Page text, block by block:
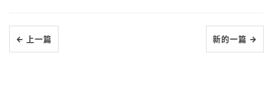
← 上一篇 新的一篇 →